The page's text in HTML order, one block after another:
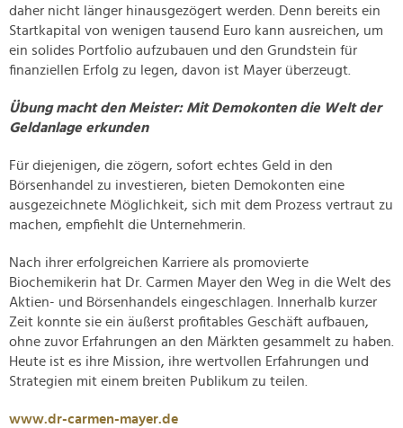
daher nicht länger hinausgezögert werden. Denn bereits ein
Startkapital von wenigen tausend Euro kann ausreichen, um
ein solides Portfolio aufzubauen und den Grundstein für
finanziellen Erfolg zu legen, davon ist Mayer überzeugt.
Übung macht den Meister: Mit Demokonten die Welt der
Geldanlage erkunden
Für diejenigen, die zögern, sofort echtes Geld in den
Börsenhandel zu investieren, bieten Demokonten eine
ausgezeichnete Möglichkeit, sich mit dem Prozess vertraut zu
machen, empfiehlt die Unternehmerin.
Nach ihrer erfolgreichen Karriere als promovierte
Biochemikerin hat Dr. Carmen Mayer den Weg in die Welt des
Aktien- und Börsenhandels eingeschlagen. Innerhalb kurzer
Zeit konnte sie ein äußerst profitables Geschäft aufbauen,
ohne zuvor Erfahrungen an den Märkten gesammelt zu haben.
Heute ist es ihre Mission, ihre wertvollen Erfahrungen und
Strategien mit einem breiten Publikum zu teilen.
www.dr-carmen-mayer.de